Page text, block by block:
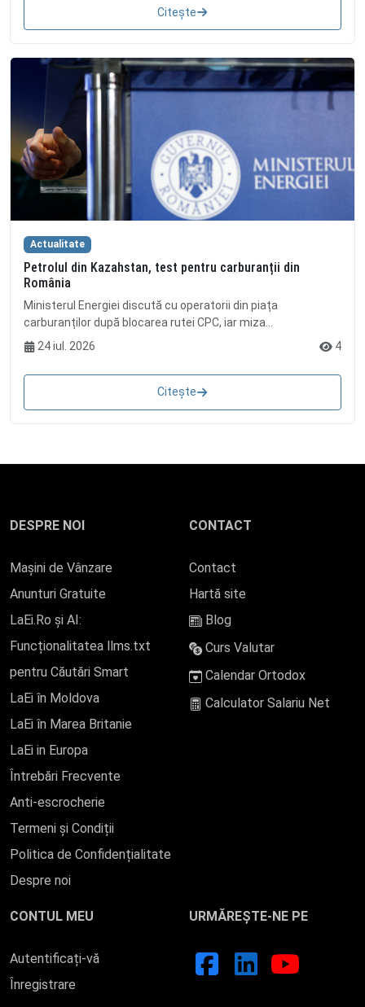
Citește
Actualitate
Petrolul din Kazahstan, test pentru carburanții din
România
Ministerul Energiei discută cu operatorii din piața
carburanților după blocarea rutei CPC, iar miza...
24 iul. 2026
4
Citește
DESPRE NOI
Mașini de Vânzare
Anunturi Gratuite
LaEi.Ro și AI:
Funcționalitatea llms.txt
pentru Căutări Smart
LaEi în Moldova
LaEi în Marea Britanie
LaEi in Europa
Întrebări Frecvente
Anti-escrocherie
Termeni și Condiții
Politica de Confidențialitate
Despre noi
CONTACT
Contact
Hartă site
Blog
Curs Valutar
Calendar Ortodox
Calculator Salariu Net
CONTUL MEU
Autentificați-vă
Înregistrare
URMĂREȘTE-NE PE